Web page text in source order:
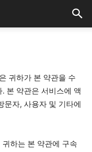
귀하가 본 약관을 수
본 약관은 서비스에 액
문자, 사용자 및 기타에
하는 본 약관에 구속